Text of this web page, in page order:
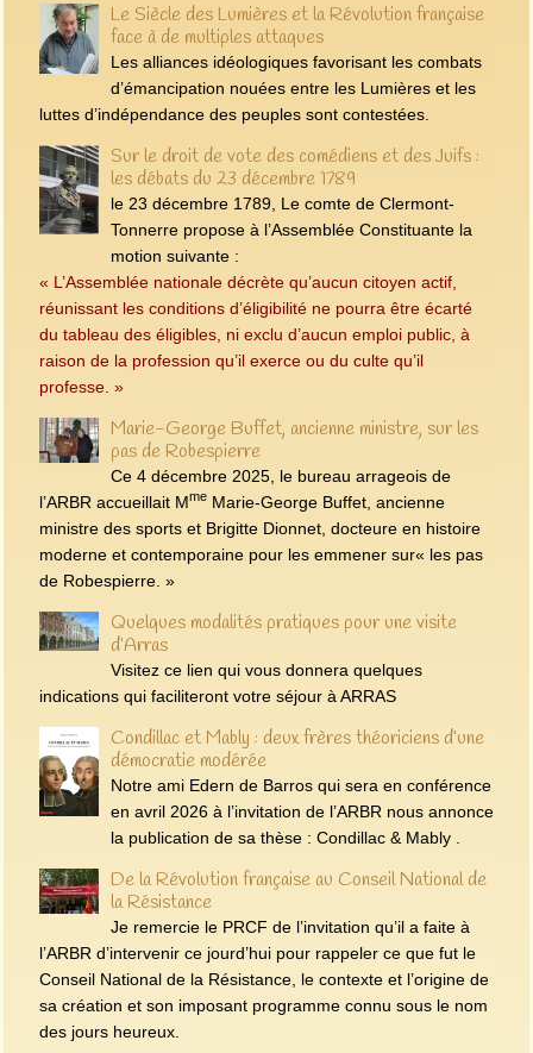
Le Siècle des Lumières et la Révolution française
face à de multiples attaques
Les alliances idéologiques favorisant les combats
d’émancipation nouées entre les Lumières et les
luttes d’indépendance des peuples sont contestées.
Sur le droit de vote des comédiens et des Juifs :
les débats du 23 décembre 1789
le 23 décembre 1789, Le comte de Clermont-
Tonnerre propose à l’Assemblée Constituante la
motion suivante :
« L’Assemblée nationale décrète qu’aucun citoyen actif,
réunissant les conditions d’éligibilité ne pourra être écarté
du tableau des éligibles, ni exclu d’aucun emploi public, à
raison de la profession qu’il exerce ou du culte qu’il
professe. »
Marie-George Buffet, ancienne ministre, sur les
pas de Robespierre
Ce 4 décembre 2025, le bureau arrageois de
l’ARBR accueillait Mme Marie-George Buffet, ancienne
ministre des sports et Brigitte Dionnet, docteure en histoire
moderne et contemporaine pour les emmener sur« les pas
de Robespierre. »
Quelques modalités pratiques pour une visite
d’Arras
Visitez ce lien qui vous donnera quelques
indications qui faciliteront votre séjour à ARRAS
Condillac et Mably : deux frères théoriciens d’une
démocratie modérée
Notre ami Edern de Barros qui sera en conférence
en avril 2026 à l’invitation de l’ARBR nous annonce
la publication de sa thèse : Condillac & Mably .
De la Révolution française au Conseil National de
la Résistance
Je remercie le PRCF de l’invitation qu’il a faite à
l’ARBR d’intervenir ce jourd’hui pour rappeler ce que fut le
Conseil National de la Résistance, le contexte et l’origine de
sa création et son imposant programme connu sous le nom
des jours heureux.